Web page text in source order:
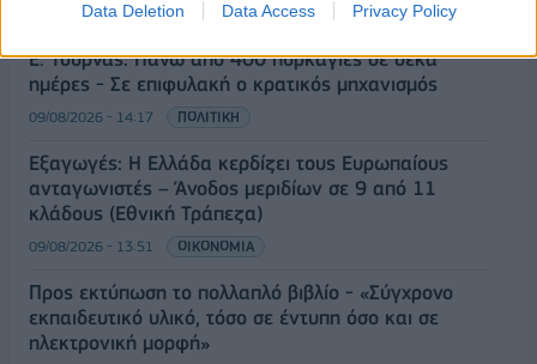
Data Deletion Data Access Privacy Policy
09/08/2026 - 14:34 ΠΟΛΙΤΙΚΗ
Ε. Τουρνάς: Πάνω από 400 πυρκαγιές σε δέκα
ημέρες - Σε επιφυλακή ο κρατικός μηχανισμός
09/08/2026 - 14:17 ΠΟΛΙΤΙΚΗ
Εξαγωγές: Η Ελλάδα κερδίζει τους Ευρωπαίους
ανταγωνιστές – Άνοδος μεριδίων σε 9 από 11
κλάδους (Εθνική Τράπεζα)
09/08/2026 - 13:51 ΟΙΚΟΝΟΜΙΑ
Προς εκτύπωση το πολλαπλό βιβλίο - «Σύγχρονο
εκπαιδευτικό υλικό, τόσο σε έντυπη όσο και σε
ηλεκτρονική μορφή»